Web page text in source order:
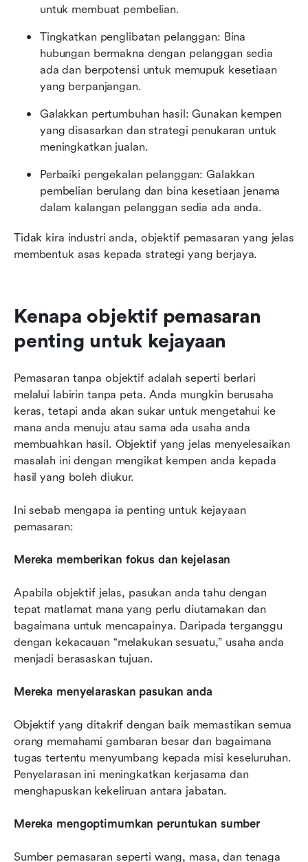
untuk membuat pembelian.
Tingkatkan penglibatan pelanggan: Bina
hubungan bermakna dengan pelanggan sedia
ada dan berpotensi untuk memupuk kesetiaan
yang berpanjangan.
Galakkan pertumbuhan hasil: Gunakan kempen
yang disasarkan dan strategi penukaran untuk
meningkatkan jualan.
Perbaiki pengekalan pelanggan: Galakkan
pembelian berulang dan bina kesetiaan jenama
dalam kalangan pelanggan sedia ada anda.
Tidak kira industri anda, objektif pemasaran yang jelas
membentuk asas kepada strategi yang berjaya.
Kenapa objektif pemasaran
penting untuk kejayaan
Pemasaran tanpa objektif adalah seperti berlari
melalui labirin tanpa peta. Anda mungkin berusaha
keras, tetapi anda akan sukar untuk mengetahui ke
mana anda menuju atau sama ada usaha anda
membuahkan hasil. Objektif yang jelas menyelesaikan
masalah ini dengan mengikat kempen anda kepada
hasil yang boleh diukur.
Ini sebab mengapa ia penting untuk kejayaan
pemasaran:
Mereka memberikan fokus dan kejelasan
Apabila objektif jelas, pasukan anda tahu dengan
tepat matlamat mana yang perlu diutamakan dan
bagaimana untuk mencapainya. Daripada terganggu
dengan kekacauan “melakukan sesuatu,” usaha anda
menjadi berasaskan tujuan.
Mereka menyelaraskan pasukan anda
Objektif yang ditakrif dengan baik memastikan semua
orang memahami gambaran besar dan bagaimana
tugas tertentu menyumbang kepada misi keseluruhan.
Penyelarasan ini meningkatkan kerjasama dan
menghapuskan kekeliruan antara jabatan.
Mereka mengoptimumkan peruntukan sumber
Sumber pemasaran seperti wang, masa, dan tenaga